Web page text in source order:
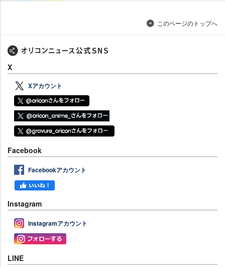
このページのトップへ
X
Xアカウント
Facebook
Facebookアカウント
Instagram
Instagramアカウント
LINE